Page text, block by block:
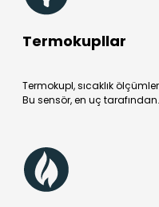
Termokupllar
Termokupl, sıcaklık
Bu sensör, en uç